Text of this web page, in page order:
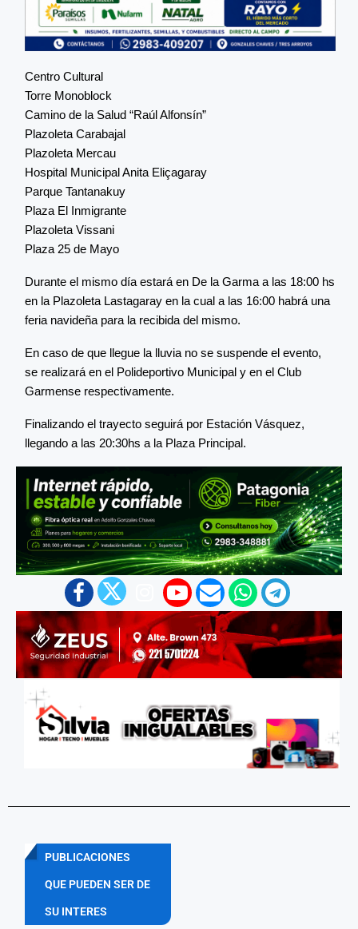
Centro Cultural
Torre Monoblock
Camino de la Salud “Raúl Alfonsín”
Plazoleta Carabajal
Plazoleta Mercau
Hospital Municipal Anita Eliçagaray
Parque Tantanakuy
Plaza El Inmigrante
Plazoleta Vissani
Plaza 25 de Mayo
Durante el mismo día estará en De la Garma a las 18:00 hs
en la Plazoleta Lastagaray en la cual a las 16:00 habrá una
feria navideña para la recibida del mismo.
En caso de que llegue la lluvia no se suspende el evento,
se realizará en el Polideportivo Municipal y en el Club
Garmense respectivamente.
Finalizando el trayecto seguirá por Estación Vásquez,
llegando a las 20:30hs a la Plaza Principal.
PUBLICACIONES
QUE PUEDEN SER DE
SU INTERES